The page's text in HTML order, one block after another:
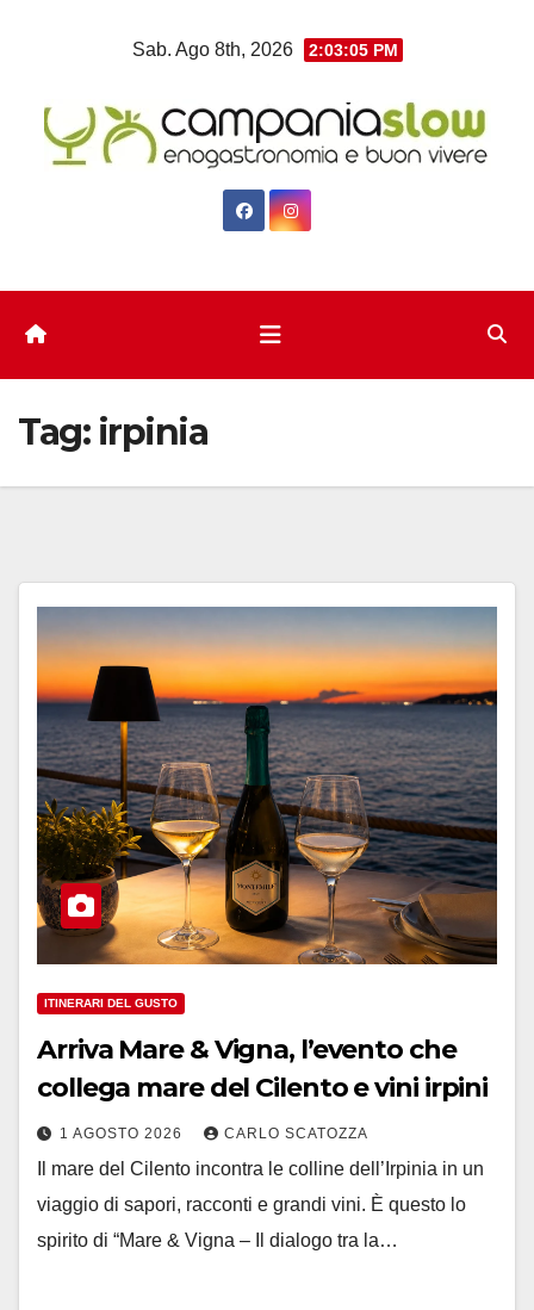
Sab. Ago 8th, 2026 2:03:07 PM
Tag: irpinia
ITINERARI DEL GUSTO
Arriva Mare & Vigna, l’evento che
collega mare del Cilento e vini irpini
1 AGOSTO 2026 CARLO SCATOZZA
Il mare del Cilento incontra le colline dell’Irpinia in un
viaggio di sapori, racconti e grandi vini. È questo lo
spirito di “Mare & Vigna – Il dialogo tra la…